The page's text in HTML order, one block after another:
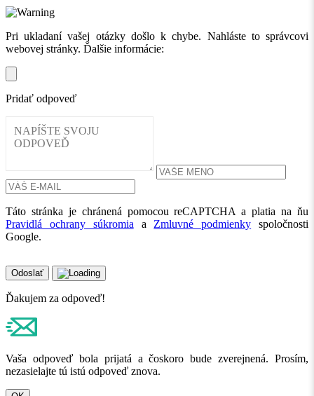
Pri ukladaní vašej otázky došlo k chybe. Nahláste to správcovi
webovej stránky. Ďalšie informácie:
Pridať odpoveď
Táto stránka je chránená pomocou reCAPTCHA a platia na ňu
Pravidlá ochrany súkromia a Zmluvné podmienky spoločnosti
Google.
Odoslať
Ďakujem za odpoveď!
Vaša odpoveď bola prijatá a čoskoro bude zverejnená. Prosím,
nezasielajte tú istú odpoveď znova.